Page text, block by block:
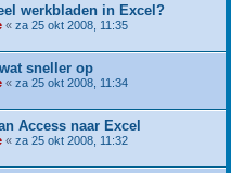
werkbladen in Excel?
« za 25 okt 2008, 11:35
sneller op
« za 25 okt 2008, 11:34
Access naar Excel
« za 25 okt 2008, 11:32